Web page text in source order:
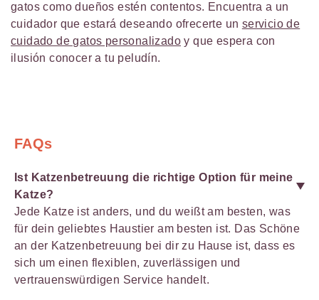
gatos como dueños estén contentos. Encuentra a un
cuidador que estará deseando ofrecerte un servicio de
cuidado de gatos personalizado y que espera con
ilusión conocer a tu peludín.
FAQs
Ist Katzenbetreuung die richtige Option für meine
Katze?
Jede Katze ist anders, und du weißt am besten, was
für dein geliebtes Haustier am besten ist. Das Schöne
an der Katzenbetreuung bei dir zu Hause ist, dass es
sich um einen flexiblen, zuverlässigen und
vertrauenswürdigen Service handelt.